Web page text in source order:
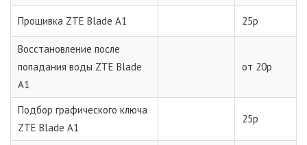
Прошивка ZTE Blade A1 25р
Восстановление после
попадания воды ZTE Blade
A1
от 20р
Подбор графического ключа
ZTE Blade A1
25р